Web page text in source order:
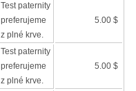
Test paternity
preferujeme
z plné krve.
5.00 $
Test paternity
preferujeme
z plné krve.
5.00 $